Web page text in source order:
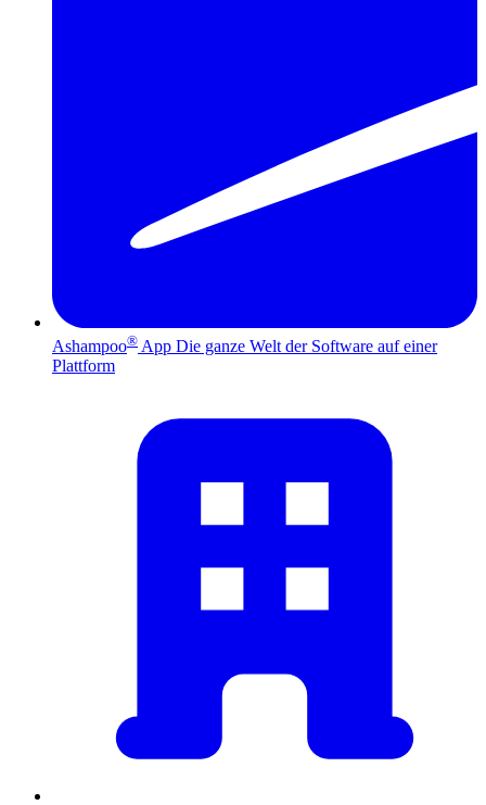
Ashampoo® App Die ganze Welt der Software auf einer
Plattform